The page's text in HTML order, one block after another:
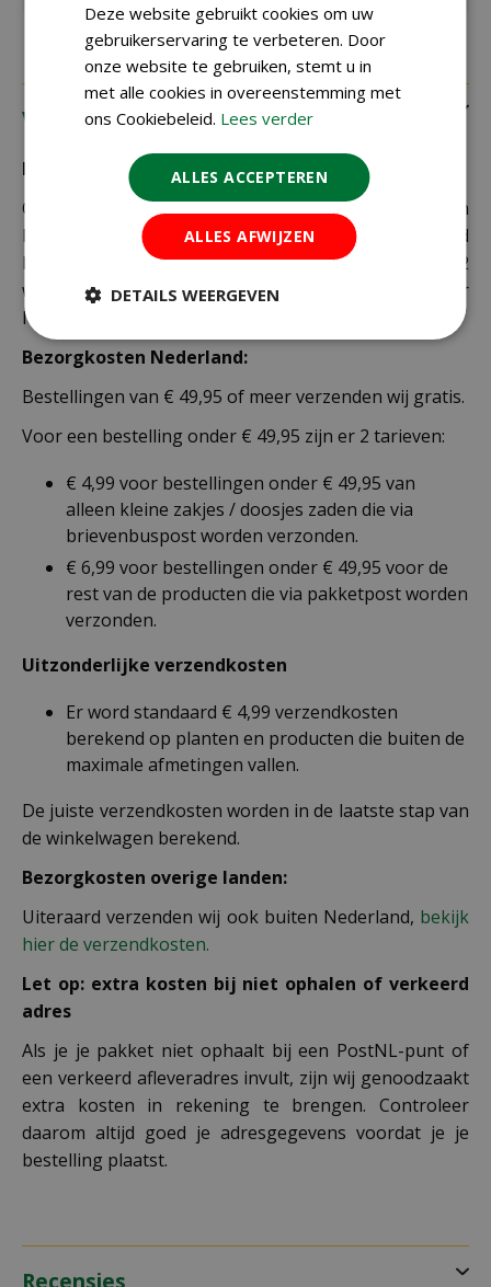
Verzending
Bezorging:
Om uw bestelling goed en veilig bij u thuis te laten
bezorgen maken wij gebruik van PostNL. De levertijd
bedraagt doorgaans tussen de 1 en 2
werkdagen. Deze bezorgtijd geldt zowel voor
Nederland als België.
Bezorgkosten Nederland:
Bestellingen van € 49,95 of meer verzenden wij gratis.
Voor een bestelling onder € 49,95 zijn er 2 tarieven:
€ 4,99 voor bestellingen onder € 49,95 van
alleen kleine zakjes / doosjes zaden die via
brievenbuspost worden verzonden.
€ 6,99 voor bestellingen onder € 49,95 voor de
rest van de producten die via pakketpost worden
verzonden.
Uitzonderlijke verzendkosten
Er word standaard € 4,99 verzendkosten
berekend op planten en producten die buiten de
maximale afmetingen vallen.
De juiste verzendkosten worden in de laatste stap van
de winkelwagen berekend.
Bezorgkosten overige landen:
Uiteraard verzenden wij ook buiten Nederland, bekijk
hier de verzendkosten.
Let op: extra kosten bij niet ophalen of verkeerd
adres
Als je je pakket niet ophaalt bij een PostNL-punt of
een verkeerd afleveradres invult, zijn wij genoodzaakt
extra kosten in rekening te brengen. Controleer
daarom altijd goed je adresgegevens voordat je je
bestelling plaatst.
Deze website gebruikt cookies om uw
gebruikerservaring te verbeteren. Door
onze website te gebruiken, stemt u in
met alle cookies in overeenstemming met
ons Cookiebeleid. Lees verder
ALLES ACCEPTEREN
ALLES AFWIJZEN
DETAILS WEERGEVEN